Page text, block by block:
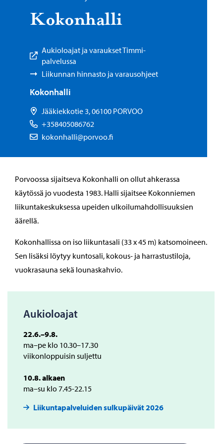
Ko­kon­hal­li
Aukioloajat ja varaukset Timmi-
palvelussa
Liikunnan hinnasto ja varausohjeet
Kokonhalli
Jääkiekkotie 3, 06100 PORVOO
+358405086762
kokonhalli@porvoo.fi
Porvoossa sijaitseva Kokonhalli on ollut ahkerassa
käytössä jo vuodesta 1983. Halli sijaitsee Kokonniemen
liikuntakeskuksessa upeiden ulkoilumahdollisuuksien
äärellä.
Kokonhallissa on iso liikuntasali (33 x 45 m) katsomoineen.
Sen lisäksi löytyy kuntosali, kokous- ja harrastustiloja,
vuokrasauna sekä lounaskahvio.
Aukioloajat
22.6.–9.8.
ma–pe klo 10.30–17.30
viikonloppuisin suljettu
10.8. alkaen
ma–su klo 7.45-22.15
Liikuntapalveluiden sulkupäivät 2026